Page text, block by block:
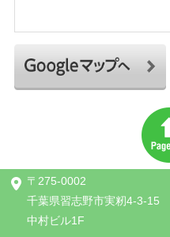
〒275-0002
千葉県習志野市実籾4-3-15
中村ビル1F